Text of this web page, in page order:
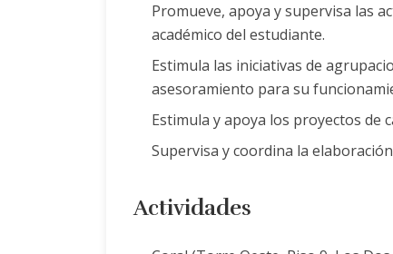
Promueve, apoya y supervisa las
académico del estudiante.
Estimula las iniciativas de
asesoramiento para su
Estimula y apoya los proyectos de
Supervisa y coordina la
Actividades